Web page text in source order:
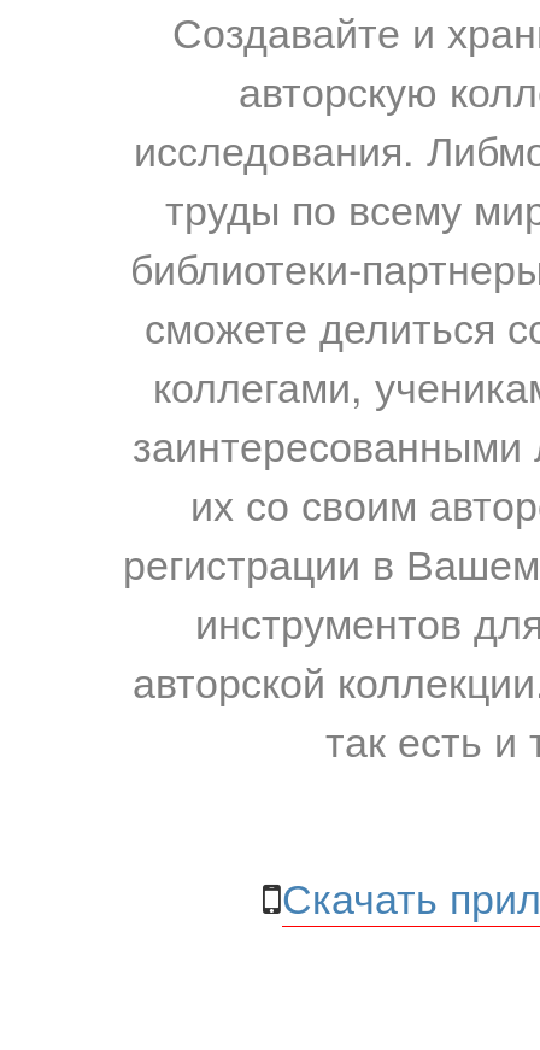
Создавайте и
авторскую
исследования.
труды по всему
библиотеки-
сможете делиться
коллегами,
их со своим
регистрации в
инструментов
авторской
так есть и
Скачать